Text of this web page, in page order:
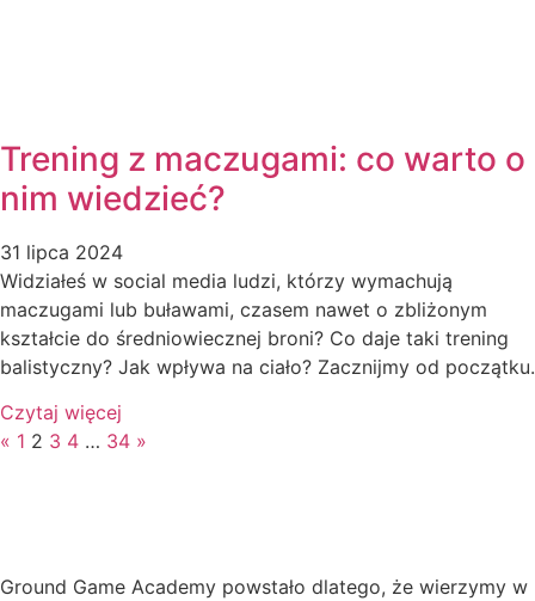
Trening z maczugami: co warto o
nim wiedzieć?
31 lipca 2024
Widziałeś w social media ludzi, którzy wymachują
maczugami lub buławami, czasem nawet o zbliżonym
kształcie do średniowiecznej broni? Co daje taki trening
balistyczny? Jak wpływa na ciało? Zacznijmy od początku.
Czytaj więcej
« 1 2 3 4 … 34 »
Ground Game Academy powstało dlatego, że wierzymy w